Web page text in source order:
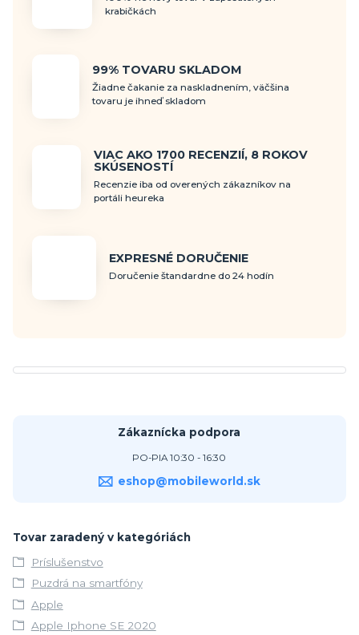
krabičkách
99% TOVARU SKLADOM
Žiadne čakanie za naskladnením, väčšina
tovaru je ihneď skladom
VIAC AKO 1700 RECENZIÍ, 8 ROKOV
SKÚSENOSTÍ
Recenzie iba od overených zákazníkov na
portáli heureka
EXPRESNÉ DORUČENIE
Doručenie štandardne do 24 hodín
Zákaznícka podpora
PO-PIA 10:30 - 16:30
eshop@mobileworld.sk
Tovar zaradený v kategóriách
Príslušenstvo
Puzdrá na smartfóny
Apple
Apple Iphone SE 2020